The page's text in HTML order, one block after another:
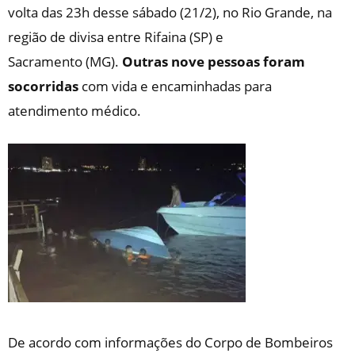
volta das 23h desse sábado (21/2), no Rio Grande, na
região de divisa entre Rifaina (SP) e
Sacramento (MG). Outras nove pessoas foram
socorridas com vida e encaminhadas para
atendimento médico.
De acordo com informações do Corpo de Bombeiros